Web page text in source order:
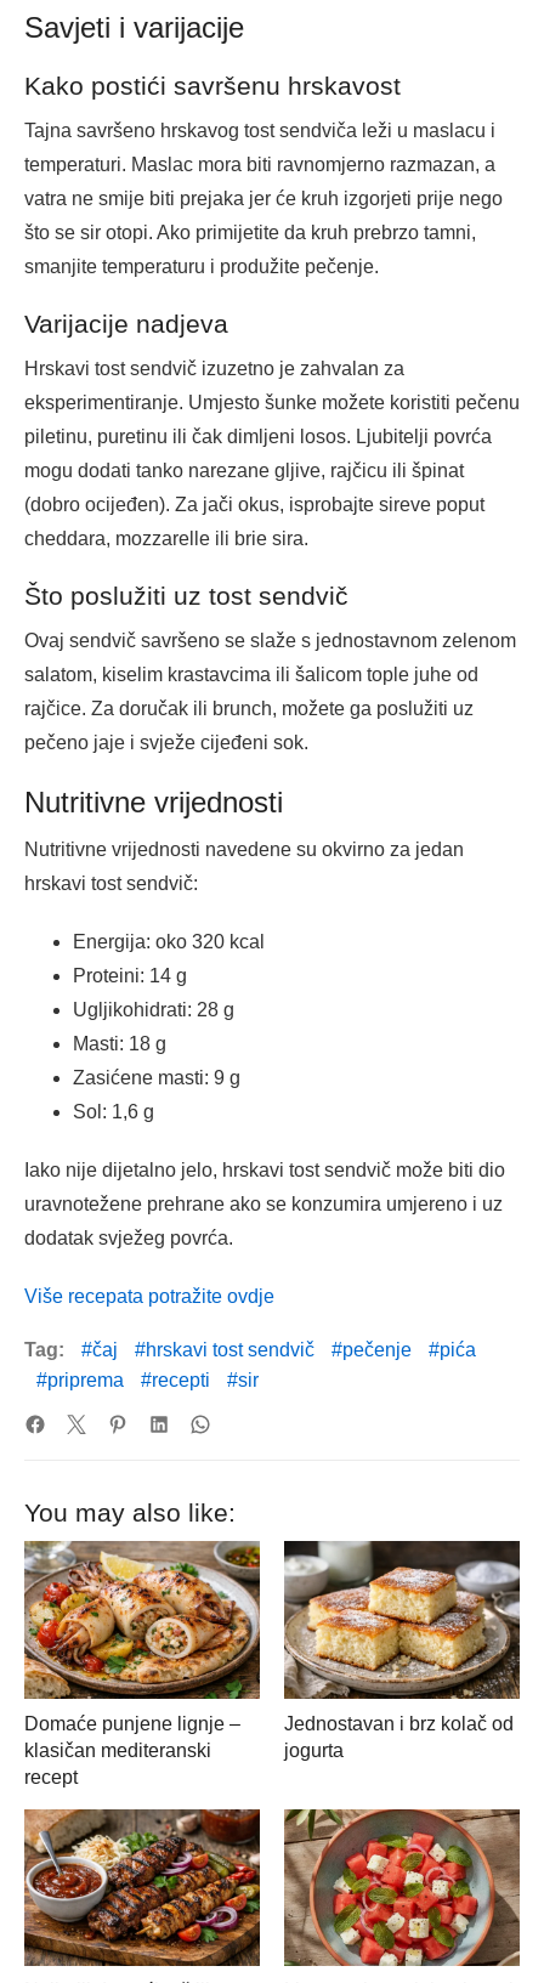
Savjeti i varijacije
Kako postići savršenu hrskavost
Tajna savršeno hrskavog tost sendviča leži u maslacu i
temperaturi. Maslac mora biti ravnomjerno razmazan, a
vatra ne smije biti prejaka jer će kruh izgorjeti prije nego
što se sir otopi. Ako primijetite da kruh prebrzo tamni,
smanjite temperaturu i produžite pečenje.
Varijacije nadjeva
Hrskavi tost sendvič izuzetno je zahvalan za
eksperimentiranje. Umjesto šunke možete koristiti pečenu
piletinu, puretinu ili čak dimljeni losos. Ljubitelji povrća
mogu dodati tanko narezane gljive, rajčicu ili špinat
(dobro ocijeđen). Za jači okus, isprobajte sireve poput
cheddara, mozzarelle ili brie sira.
Što poslužiti uz tost sendvič
Ovaj sendvič savršeno se slaže s jednostavnom zelenom
salatom, kiselim krastavcima ili šalicom tople juhe od
rajčice. Za doručak ili brunch, možete ga poslužiti uz
pečeno jaje i svježe cijeđeni sok.
Nutritivne vrijednosti
Nutritivne vrijednosti navedene su okvirno za jedan
hrskavi tost sendvič:
Energija: oko 320 kcal
Proteini: 14 g
Ugljikohidrati: 28 g
Masti: 18 g
Zasićene masti: 9 g
Sol: 1,6 g
Iako nije dijetalno jelo, hrskavi tost sendvič može biti dio
uravnotežene prehrane ako se konzumira umjereno i uz
dodatak svježeg povrća.
Više recepata potražite ovdje
Tag: čaj hrskavi tost sendvič pečenje
pića
priprema
recepti sir
You may also like:
Domaće punjene lignje –
klasičan mediteranski
recept
Jednostavan i brz kolač od
jogurta